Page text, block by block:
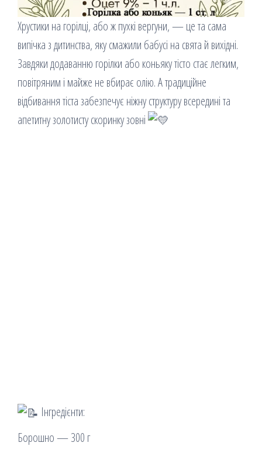
Хрустики на горілці, або ж пухкі вергуни, — це та сама
випічка з дитинства, яку смажили бабусі на свята й вихідні.
Завдяки додаванню горілки або коньяку тісто стає легким,
повітряним і майже не вбирає олію. А традиційне
відбивання тіста забезпечує ніжну структуру всередині та
апетитну золотисту скоринку зовні
Інгредієнти:
Борошно — 300 г